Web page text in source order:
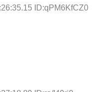
ID:qPM6KfCZ0